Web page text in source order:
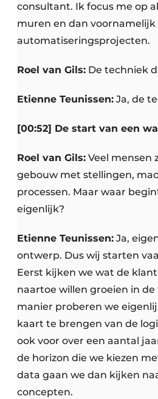
consultant. Ik focus me op
muren en dan voornamelijk
automatiseringsprojecten.
Roel van Gils: De techniek
Etienne Teunissen: Ja, de
[00:52] De start van een
Roel van Gils: Veel mensen
gebouw met stellingen,
processen. Maar waar
eigenlijk?
Etienne Teunissen: Ja,
ontwerp. Dus wij starten
Eerst kijken we wat de
naartoe willen groeien in
manier proberen we
kaart te brengen van de
ook voor over een aantal
de horizon die we kiezen
data gaan we dan kijken
concepten.